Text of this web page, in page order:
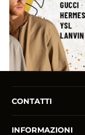
CONTATTI
INFORMAZIONI